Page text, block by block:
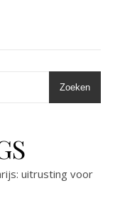
Zoeken
uitrusting voor